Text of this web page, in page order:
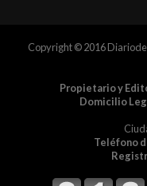
Copyright © 2016
Propietario y
Domicilio
Teléfono